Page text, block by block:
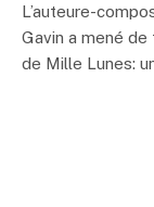
L’auteure-
Gavin a mené
de Mille Lunes: